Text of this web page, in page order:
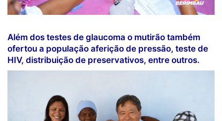
Além dos testes de glaucoma o mutirão também
ofertou a população aferição de pressão, teste de
HIV, distribuição de preservativos, entre outros.